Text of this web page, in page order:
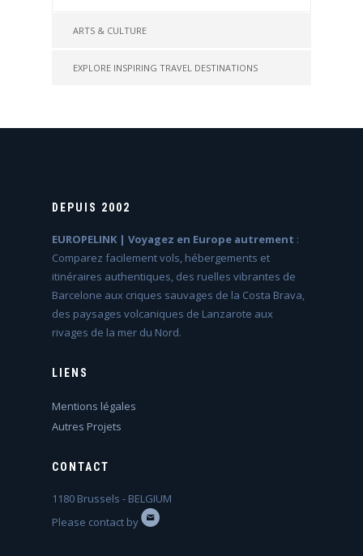
ARTS & CULTURE
EXPLORE INSPIRING TRAVEL DESTINATIONS
DEPUIS 2002
EUROPELINK | Voyagez en Europe autrement :
Comparez facilement vols, hébergements et
itinéraires authentiques, des ruelles vibrantes de
Barcelone aux criques sauvages de la Costa Brava,
des paysages volcaniques de Lanzarote aux
rivages de la mer du Nord.
LIENS
Mentions légales
Autres Projets
CONTACT
1180 Brussels - BELGIUM
Please contact by